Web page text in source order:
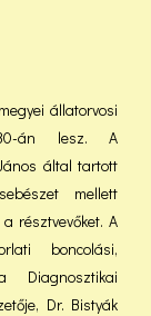
állatorvosi
30-án lesz. A
által tartott
mellett
résztvevőket. A
boncolási,
Diagnosztikai
Dr. Bistyák